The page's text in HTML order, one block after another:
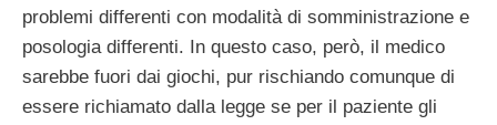
problemi differenti con modalità di somministrazione e
posologia differenti. In questo caso, però, il medico
sarebbe fuori dai giochi, pur rischiando comunque di
essere richiamato dalla legge se per il paziente gli